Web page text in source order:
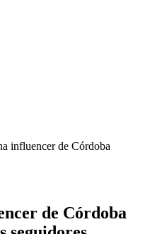
influencer de Córdoba
de Córdoba